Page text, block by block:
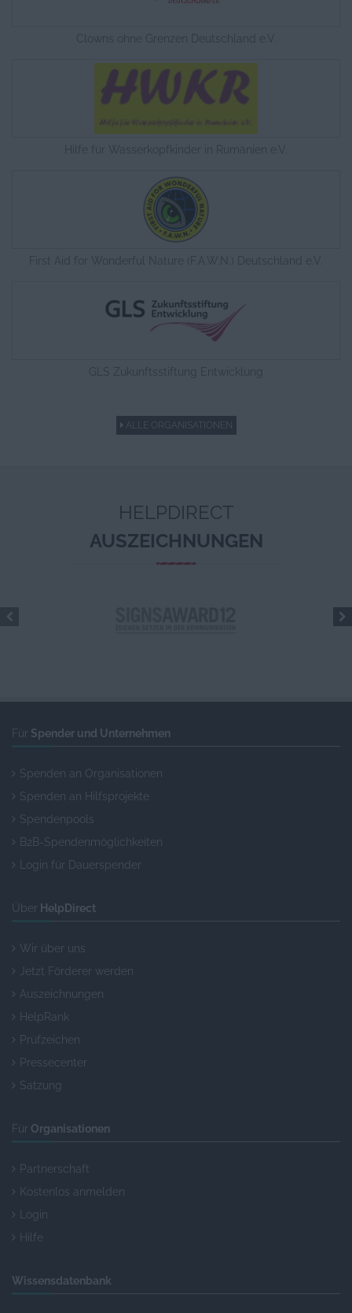
Hilfe für Wasserkopfkinder in Rumänien e.V.
First Aid for Wonderful Nature (F.A.W.N.) Deutschland e.V.
GLS Zukunftsstiftung Entwicklung
ALLE ORGANISATIONEN
HELPDIRECT
AUSZEICHNUNGEN
Für Spender und Unternehmen
Spenden an Organisationen
Spenden an Hilfsprojekte
Spendenpools
B2B-Spendenmöglichkeiten
Login für Dauerspender
Über HelpDirect
Wir über uns
Jetzt Förderer werden
Auszeichnungen
HelpRank
Prüfzeichen
Pressecenter
Satzung
Für Organisationen
Partnerschaft
Kostenlos anmelden
Login
Hilfe
Wissensdatenbank